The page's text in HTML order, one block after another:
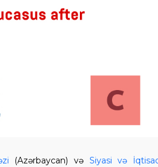
(Azərbaycan) və Siyasi və